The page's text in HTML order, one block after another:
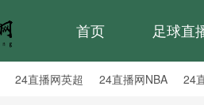
首页 足球直
24直播网英超 24直播网NBA 24